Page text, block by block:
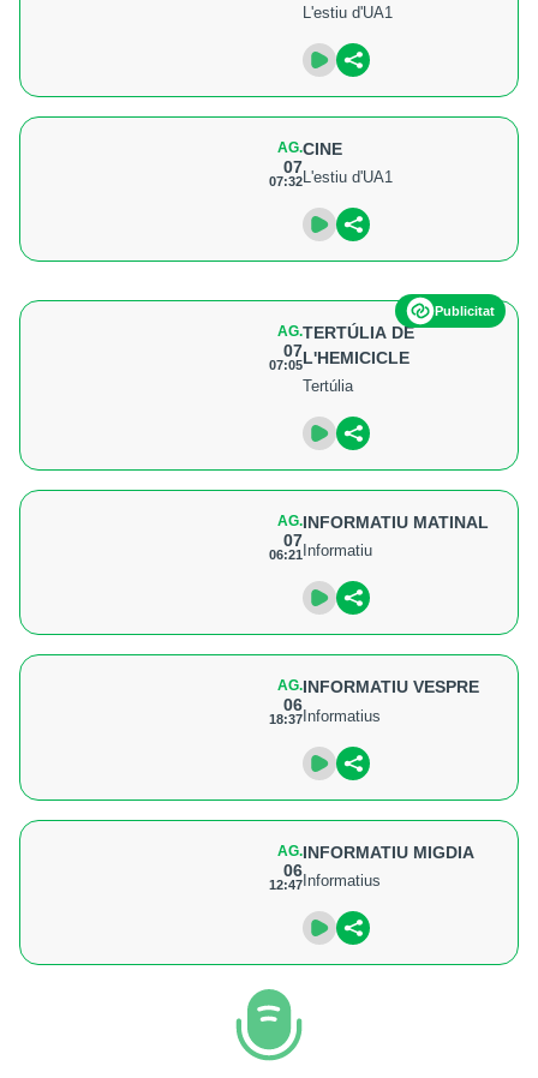
L'estiu d'UA1
AG.
07
07:32
CINE
L'estiu d'UA1
Publicitat
AG.
07
07:05
TERTÚLIA DE
L'HEMICICLE
Tertúlia
AG.
07
06:21
INFORMATIU MATINAL
Informatiu
AG.
06
18:37
INFORMATIU VESPRE
Informatius
AG.
06
12:47
INFORMATIU MIGDIA
Informatius